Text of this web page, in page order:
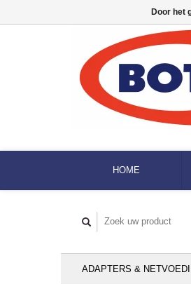
HOME
ADAPTERS &
Door het